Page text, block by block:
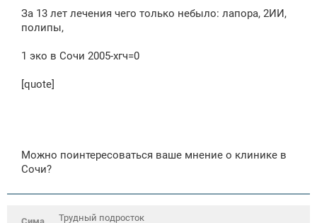
и
За 13 лет лечения чего только небыло: лапора, 2ИИ,
полипы,
1 эко в Сочи 2005-хгч=0
[quote]
Можно поинтересоваться ваше мнение о клинике в
Сочи?
Трудный подросток